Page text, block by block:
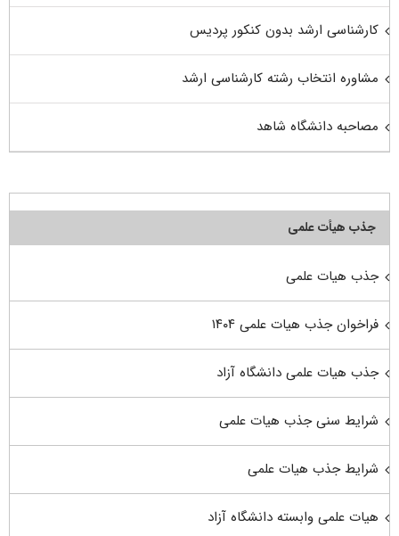
کارشناسی ارشد بدون کنکور پردیس
مشاوره انتخاب رشته کارشناسی ارشد
مصاحبه دانشگاه شاهد
جذب هیأت علمی
جذب هیات علمی
فراخوان جذب هیات علمی ۱۴۰۴
جذب هیات علمی دانشگاه آزاد
شرایط سنی جذب هیات علمی
شرایط جذب هیات علمی
هیات علمی وابسته دانشگاه آزاد